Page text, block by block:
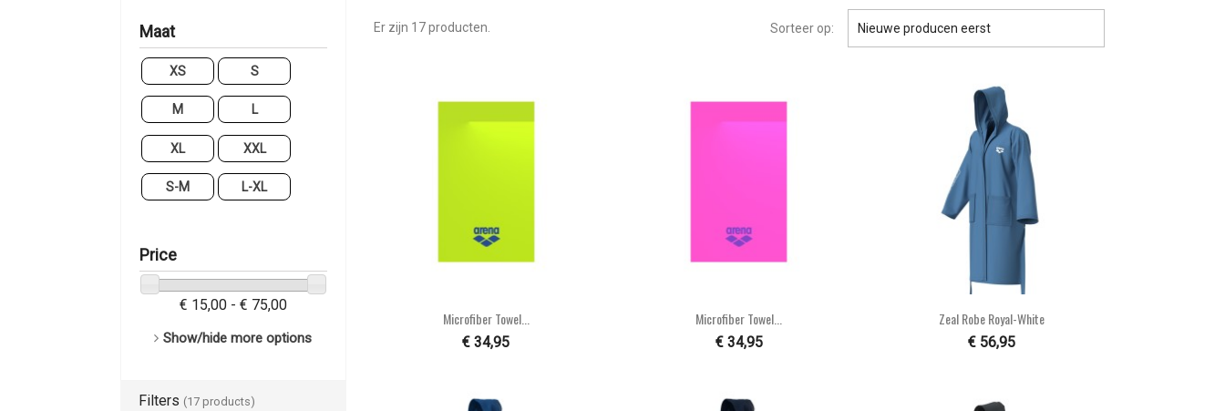
Maat
XS S
M L
XL XXL
S-M L-XL
Price
€ 15,00 - € 75,00
Show/hide more options
Filters (17 products)
Er zijn 17 producten. Sorteer op: Nieuwe producen eerst
Snel bekijken
Microfiber Towel...
€ 34,95
Snel bekijken
Microfiber Towel...
€ 34,95
Snel bekijken
Zeal Robe Royal-White
€ 56,95